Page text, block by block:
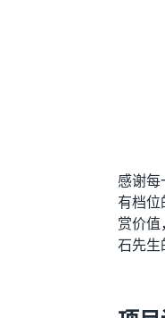
感谢
有档位
赏价
石先生